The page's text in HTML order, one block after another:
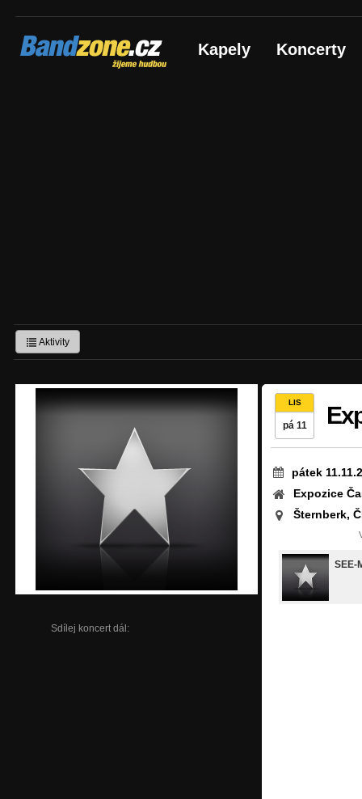
Bandzone.cz
žijeme hudbou Kapely Koncerty
Aktivity
Sdílej koncert dál:
LIS
pá 11
pátek
Expozice
Šternberk,
SEE-